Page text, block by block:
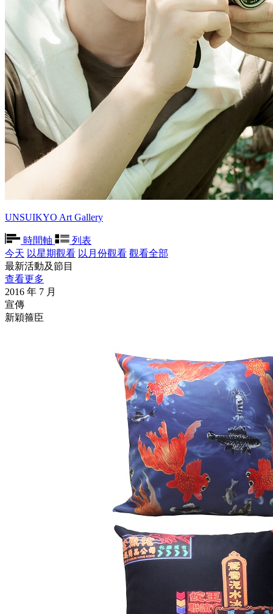
UNSUIKYO Art Gallery
時間軸
列表
今天 以星期觀看 以月份觀看 觀看全部
最新活動及節目
查看更多
2016 年 7 月
宣傳
新穎箍臣